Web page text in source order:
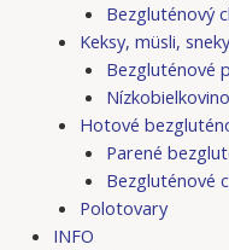
Bezgluténový
Keksy, müsli, sneky
Bezgluténové
Hotové
Parené
Bezgluténové
Polotovary
INFO